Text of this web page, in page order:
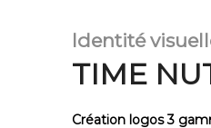
Identité
TIME
Création logos 3